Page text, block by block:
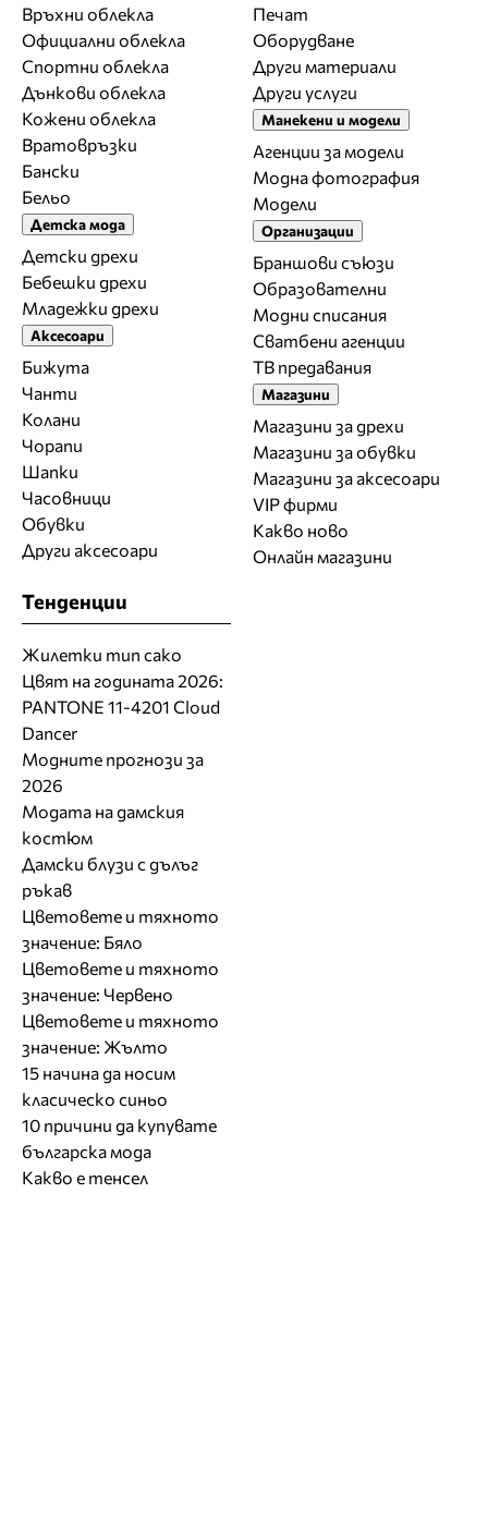
Връхни облекла
Официални облекла
Спортни облекла
Дънкови облекла
Кожени облекла
Вратовръзки
Бански
Бельо
Детска мода
Детски дрехи
Бебешки дрехи
Младежки дрехи
Аксесоари
Бижута
Чанти
Колани
Чорапи
Шапки
Часовници
Обувки
Други аксесоари
Печат
Оборудване
Други материали
Други услуги
Манекени и модели
Агенции за модели
Модна фотография
Модели
Организации
Браншови съюзи
Образователни
Модни списания
Сватбени агенции
ТВ предавания
Магазини
Магазини за дрехи
Магазини за обувки
Магазини за aксесоари
VIP фирми
Какво ново
Онлайн магазини
Тенденции
Жилетки тип сако
Цвят на годината 2026:
PANTONE 11-4201 Cloud
Dancer
Модните прогнози за
2026
Модата на дамския
костюм
Дамски блузи с дълъг
ръкав
Цветовете и тяхното
значение: Бяло
Цветовете и тяхното
значение: Червено
Цветовете и тяхното
значение: Жълто
15 начина да носим
класическо синьо
10 причини да купувате
българска мода
Какво е тенсел